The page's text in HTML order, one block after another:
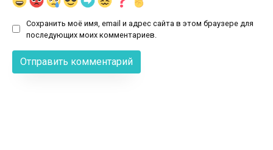
Сохранить моё имя, email и адрес сайта в этом браузере для
последующих моих комментариев.